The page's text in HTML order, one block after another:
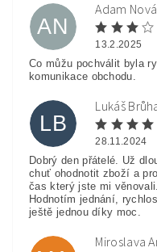
AN
Adam
13.2.2025
Co můžu pochválit byla
komunikace obchodu.
LB
Lukáš
28.11.2024
Dobrý den přátelé. Už
chuť ohodnotit zboží a
čas který jste mi
Hodnotím jednání,
ještě jednou díky moc.
Miroslava